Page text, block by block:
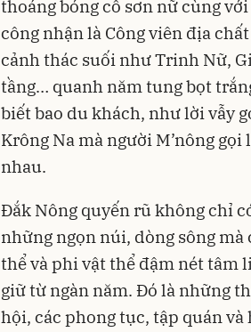
thoáng bóng cô sơn nữ cùng
công nhận là Công viên địa
cảnh thác suối như Trinh Nữ,
tầng… quanh năm tung bọt
biết bao du khách, như lời vẫy
Krông Na mà người M’nông
nhau.
Đắk Nông quyến rũ không chỉ
những ngọn núi, dòng sông
thể và phi vật thể đậm nét tâm
giữ từ ngàn năm. Đó là những
hội, các phong tục, tập quán